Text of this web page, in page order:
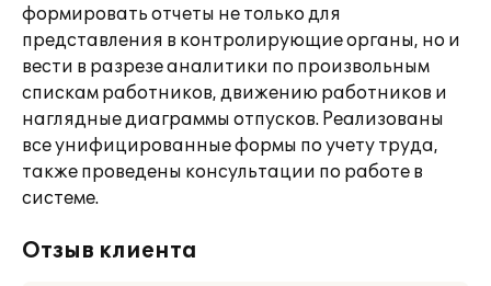
формировать отчеты не только для
представления в контролирующие органы, но и
вести в разрезе аналитики по произвольным
спискам работников, движению работников и
наглядные диаграммы отпусков. Реализованы
все унифицированные формы по учету труда,
также проведены консультации по работе в
системе.
Отзыв клиента